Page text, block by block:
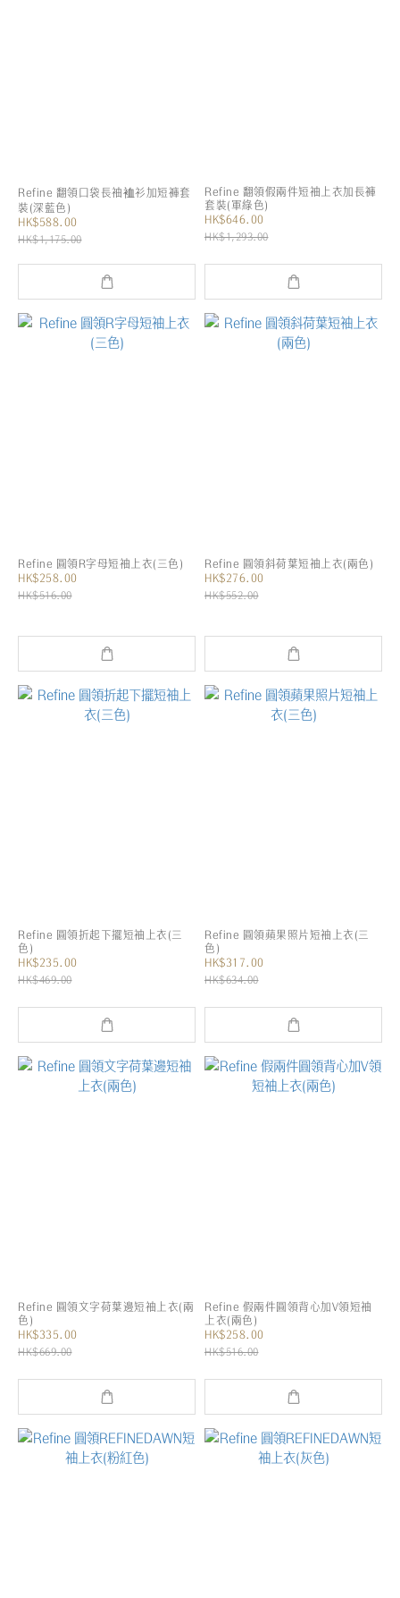
Refine 翻領口袋長袖裇衫加短褲套
裝(深藍色)
HK$588.00
HK$1,175.00
Refine 翻領假兩件短袖上衣加長褲
套裝(軍綠色)
HK$646.00
HK$1,293.00
Refine 圓領R字母短袖上衣(三色)
HK$258.00
HK$516.00
Refine 圓領斜荷葉短袖上衣(兩色)
HK$276.00
HK$552.00
Refine 圓領折起下擺短袖上衣(三
色)
HK$235.00
HK$469.00
Refine 圓領蘋果照片短袖上衣(三
色)
HK$317.00
HK$634.00
Refine 圓領文字荷葉邊短袖上衣(兩
色)
HK$335.00
HK$669.00
Refine 假兩件圓領背心加V領短袖
上衣(兩色)
HK$258.00
HK$516.00